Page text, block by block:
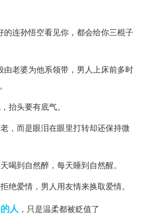
的连孙悟空看见你，都会给你三棍子
由老婆为他系领带，男人上床前多时
抬头要有底气。
，而是眼泪在眼里打转却还保持微
喝到自然醉，每天睡到自然醒。
绝爱情，男人用友情来换取爱情。
的人 ，只是温柔都被贬值了